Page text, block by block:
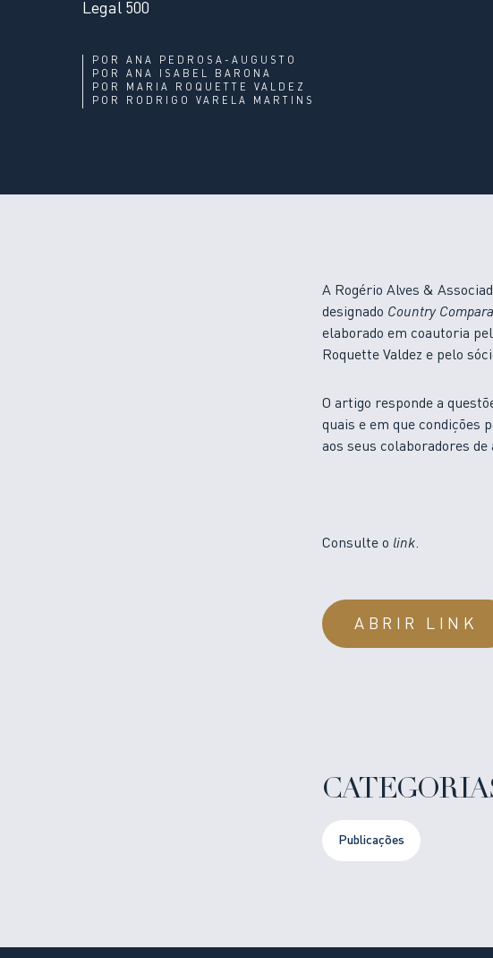
Legal 500
POR ANA PEDROSA-AUGUSTO
POR ANA ISABEL BARONA
POR
MARIA ROQUETTE VALDEZ
POR
RODRIGO VARELA MARTINS
A Rogério Alves &
designado Country
elaborado em coautoria
Roquette Valdez e pelo
O artigo responde a
quais e em que condições
aos seus colaboradores
Consulte o link.
ABRIR LINK
Publicações